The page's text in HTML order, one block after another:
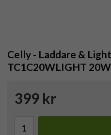
Celly - Laddare &
TC1C20WLIGHT
399 kr